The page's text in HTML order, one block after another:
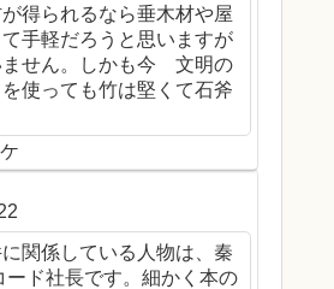
得られるなら垂木材や屋
手軽だろうと思いますが
ません。しかも今 文明の
使っても竹は堅くて石斧
関係している人物は、秦
ード社長です。細かく本の